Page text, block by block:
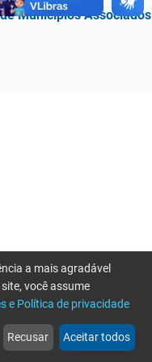
Municípios Associados
web
Notícias
more_horiz
Mais
a mais agradável
você assume
e Política de privacidade
Recusar Aceitar todos
novamente